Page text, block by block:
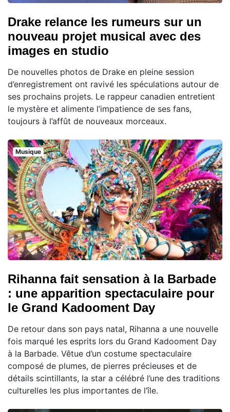
Drake relance les rumeurs sur un
nouveau projet musical avec des
images en studio
De nouvelles photos de Drake en pleine session
d’enregistrement ont ravivé les spéculations autour de
ses prochains projets. Le rappeur canadien entretient
le mystère et alimente l’impatience de ses fans,
toujours à l’affût de nouveaux morceaux.
Musique
Rihanna fait sensation à la Barbade
: une apparition spectaculaire pour
le Grand Kadooment Day
De retour dans son pays natal, Rihanna a une nouvelle
fois marqué les esprits lors du Grand Kadooment Day
à la Barbade. Vêtue d’un costume spectaculaire
composé de plumes, de pierres précieuses et de
détails scintillants, la star a célébré l’une des traditions
culturelles les plus importantes de l’île.